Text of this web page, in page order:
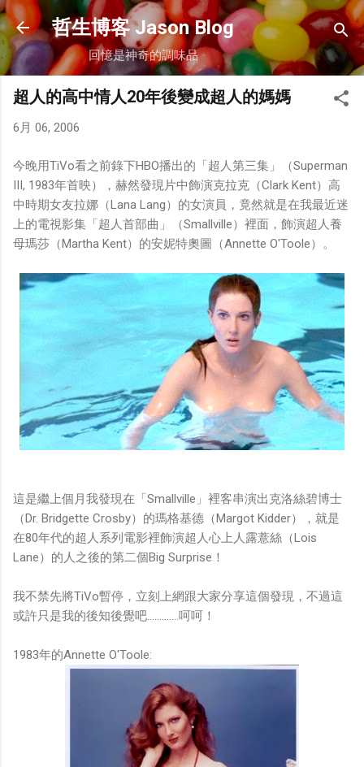
跳到主要內容
哲生博客 Jason Blog
回憶是神奇的調味品
超人的高中情人20年後變成超人的媽媽
6月 06, 2006
今晚用TiVo看之前錄下HBO播出的「超人第三集」（Superman
III, 1983年首映），赫然發現片中飾演克拉克（Clark Kent）高
中時期女友拉娜（Lana Lang）的女演員，竟然就是在我最近迷
上的電視影集「超人首部曲」（Smallville）裡面，飾演超人養
母瑪莎（Martha Kent）的安妮特奧圖（Annette O'Toole）。
這是繼上個月我發現在「Smallville」裡客串演出克洛絲碧博士
（Dr. Bridgette Crosby）的瑪格基德（Margot Kidder），就是
在80年代的超人系列電影裡飾演超人心上人露薏絲（Lois
Lane）的人之後的第二個Big Surprise！
我不禁先將TiVo暫停，立刻上網跟大家分享這個發現，不過這
或許只是我的後知後覺吧.............呵呵！
1983年的Annette O'Toole: